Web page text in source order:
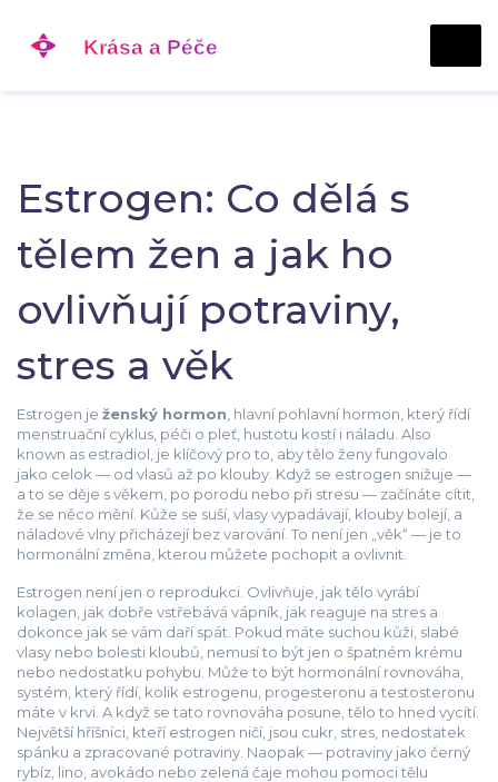
Estrogen: Co dělá s
tělem žen a jak ho
ovlivňují potraviny,
stres a věk
Estrogen je ženský hormon hlavní pohlavní hormon, který řídí
menstruační cyklus, péči o pleť, hustotu kostí i náladu . Also
known as estradiol , je klíčový pro to, aby tělo ženy fungovalo
jako celok — od vlasů až po klouby. Když se estrogen snižuje —
a to se děje s věkem, po porodu nebo při stresu — začínáte cítit,
že se něco mění. Kůže se suší, vlasy vypadávají, klouby bolejí, a
náladové vlny přicházejí bez varování. To není jen „věk“ — je to
hormonální změna, kterou můžete pochopit a ovlivnit.
Estrogen není jen o reprodukci. Ovlivňuje, jak tělo vyrábí
kolagen, jak dobře vstřebává vápník, jak reaguje na stres a
dokonce jak se vám daří spát. Pokud máte suchou kůži, slabé
vlasy nebo bolesti kloubů, nemusí to být jen o špatném krému
nebo nedostatku pohybu. Může to být hormonální rovnováha
systém, který řídí, kolik estrogenu, progesteronu a testosteronu
máte v krvi A když se tato rovnováha posune, tělo to hned vycítí.
Největší hříšníci, kteří estrogen ničí, jsou cukr, stres, nedostatek
spánku a zpracované potraviny. Naopak — potraviny jako černý
rybíz, lino, avokádo nebo zelená čaje mohou pomoci tělu